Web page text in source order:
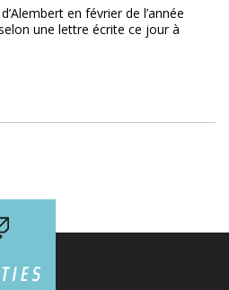
en février de l’année
une lettre écrite ce jour à